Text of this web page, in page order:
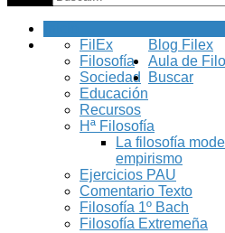
Blog Filex
FilEx
Filosofía
Sociedad
Educación
Recursos
Aula de
Hª Filosofía
La filosofía
empirismo
Ejercicios PAU
Comentario Texto
Filosofía 1º Bach
Filosofía Extremeña
Buscar